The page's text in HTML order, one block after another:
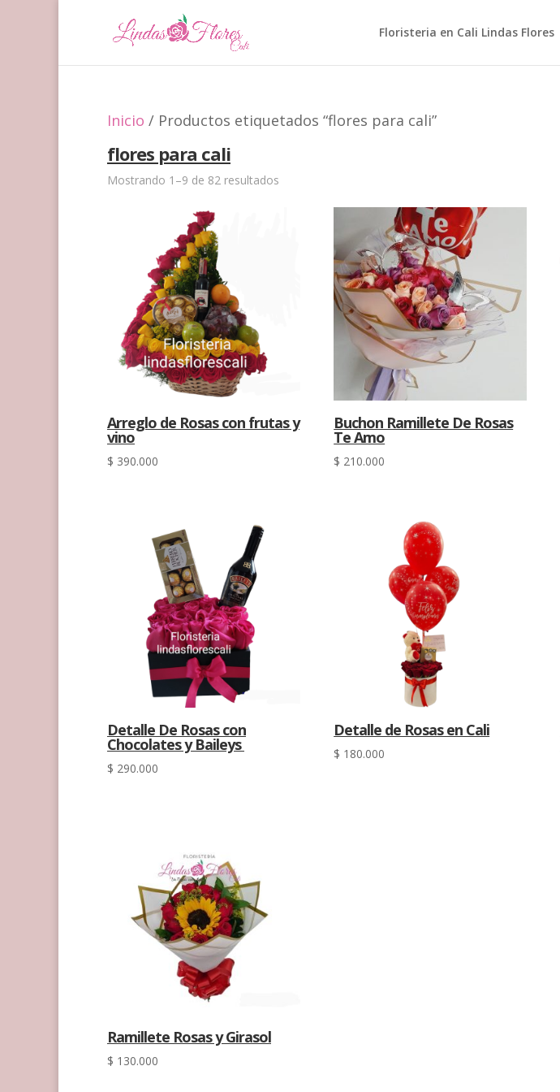
Floristeria en Cali Lindas Flores
Inicio / Productos etiquetados “flores para cali”
flores para cali
Mostrando 1–9 de 82 resultados
Arreglo de Rosas con frutas y
vino
$ 390.000
Buchon Ramillete De Rosas
Te Amo
$ 210.000
Detalle De Rosas con
Chocolates y Baileys
$ 290.000
Detalle de Rosas en Cali
$ 180.000
Ramillete Rosas y Girasol
$ 130.000